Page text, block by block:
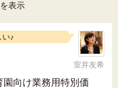
表示
い♪
室井友希
園向け業務用特別価